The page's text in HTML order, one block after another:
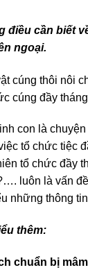
điều cần biết
ngoại.
cúng đầy
con là
tổ chức tiệc
tổ chức đầy
luôn là vấn
những thông
thêm:
chuẩn bị